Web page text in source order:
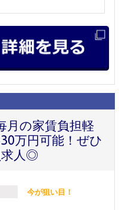
月の家賃負担軽
万円可能！ぜひ
求人◎
今が狙い目！